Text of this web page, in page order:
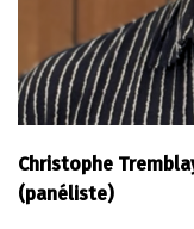
Christophe
(panéliste)